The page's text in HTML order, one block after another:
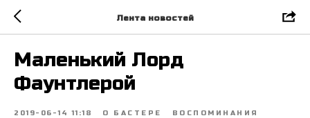
Лента новостей
Маленький Лорд
Фаунтлерой
2019-06-14 11:18 О БАСТЕРЕ ВОСПОМИНАНИЯ